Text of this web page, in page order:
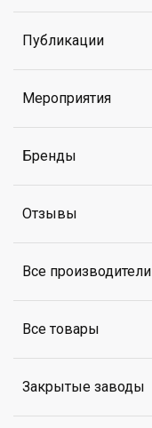
Публикации
Мероприятия
Бренды
Отзывы
Все производители
Все товары
Закрытые заводы